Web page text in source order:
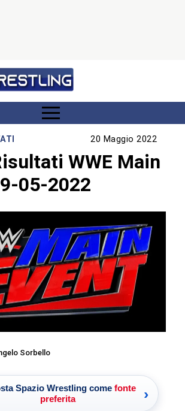
20 Maggio 2022
WWE Main
05-2022
Sorbello
Spazio Wrestling come fonte
preferita
›